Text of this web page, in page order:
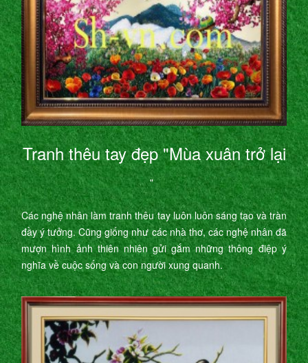
Tranh thêu tay đẹp "Mùa xuân trở lại
"
Các nghệ nhân làm tranh thêu tay luôn luôn sáng tạo và tràn
đầy ý tưởng. Cũng giống như các nhà thơ, các nghệ nhân đã
mượn hình ảnh thiên nhiên gửi gắm những thông điệp ý
nghĩa về cuộc sống và con người xung quanh.